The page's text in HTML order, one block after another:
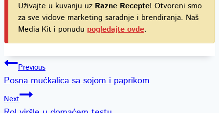
Uživajte u kuvanju uz Razne Recepte! Otvoreni smo
za sve vidove marketing saradnje i brendiranja. Naš
Media Kit i ponudu pogledajte ovde.
Kretanje
članka
Previous
Posna mućkalica sa sojom i paprikom
Next